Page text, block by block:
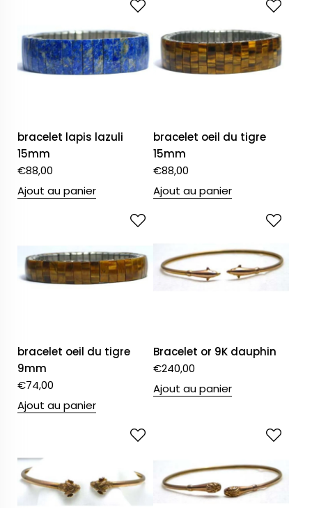
bracelet lapis lazuli
15mm
€88,00
Ajout au panier
bracelet oeil du tigre
15mm
€88,00
Ajout au panier
bracelet oeil du tigre
9mm
€74,00
Ajout au panier
Bracelet or 9K dauphin
€240,00
Ajout au panier